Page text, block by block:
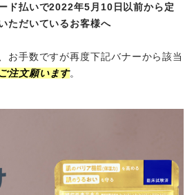
ド払いで2022年5月10日以前から定
ただいているお客様へ
お手数ですが再度下記バナーから該当
注文願います。